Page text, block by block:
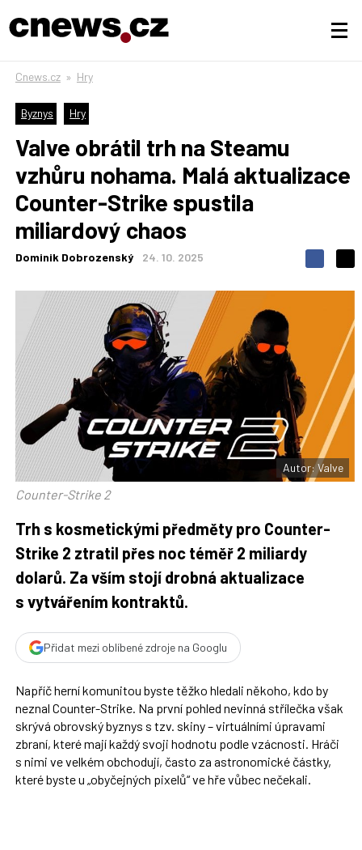
Cnews.cz » Hry
Byznys Hry
Valve obrátil trh na Steamu
vzhůru nohama. Malá aktualizace
Counter-Strike spustila
miliardový chaos
Dominik Dobrozenský 24. 10. 2025
S
d
S
a
c
o
o
k
j
t
s
í
Autor: Valve
Counter-Strike 2
Trh s kosmetickými předměty pro Counter-
Strike 2 ztratil přes noc téměř 2 miliardy
dolarů. Za vším stojí drobná aktualizace
s vytvářením kontraktů.
Přidat mezi oblíbené zdroje na Googlu
Napříč herní komunitou byste těžko hledali někoho, kdo by
neznal Counter-Strike. Na první pohled nevinná střílečka však
skrývá obrovský byznys s tzv. skiny – virtuálními úpravami
zbraní, které mají každý svoji hodnotu podle vzácnosti. Hráči
s nimi ve velkém obchodují, často za astronomické částky,
které byste u „obyčejných pixelů“ ve hře vůbec nečekali.